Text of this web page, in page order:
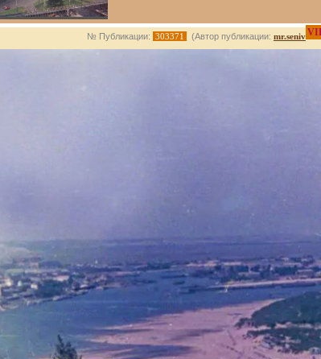
№ Публикации: 303371 (Автор публикации: mr.seniv